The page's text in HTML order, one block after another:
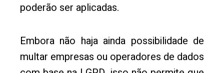
poderão ser aplicadas.
Embora não haja ainda possibilidade de
multar empresas ou operadores de dados